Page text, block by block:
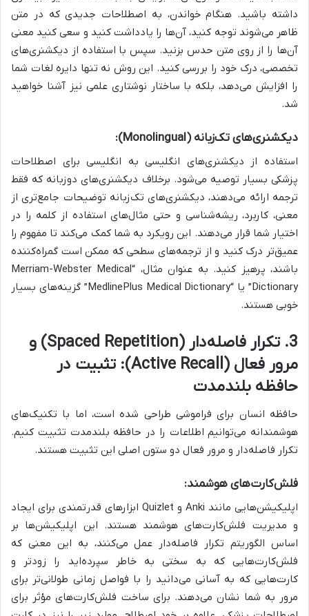
داشته باشید. هنگام خواندن، به اصطلاحات جدیدی که در متن
ظاهر می‌شوند توجه کنید، آن‌ها را یادداشت کنید و سعی کنید معنی
آن‌ها را از روی متن حدس بزنید. سپس با استفاده از دیکشنری‌های
تخصصی، درک خود را بررسی کنید. این روش نه تنها دایره لغات شما
را افزایش می‌دهد، بلکه با ساختار نوشتاری علمی نیز آشنا خواهید
شد.
دیکشنری‌های تک‌زبانه (Monolingual):
استفاده از دیکشنری‌های انگلیسی به انگلیسی برای اصطلاحات
پزشکی بسیار توصیه می‌شود. برخلاف دیکشنری‌های دوزبانه که فقط
ترجمه ارائه می‌دهند، دیکشنری‌های تک‌زبانه توضیحات جامع‌تری از
معنی، کاربرد، ریشه‌شناسی و حتی مثال‌های استفاده از کلمه را در
اختیار شما قرار می‌دهند. این رویکرد به شما کمک می‌کند تا مفهوم را
عمیق‌تر درک کنید و از ترجمه‌های سطحی که ممکن است گمراه‌کننده
باشند، پرهیز کنید. به عنوان مثال، “Merriam-Webster Medical
Dictionary” یا “MedlinePlus Medical Dictionary” گزینه‌های بسیار
خوبی هستند.
3. تکرار فاصله‌دار (Spaced Repetition) و
مرور فعال (Active Recall): تثبیت در
حافظه بلندمدت
حافظه انسان برای فراموشی طراحی شده است، اما با تکنیک‌های
هوشمندانه می‌توانیم اطلاعات را در حافظه بلندمدت تثبیت کنیم.
تکرار فاصله‌دار و مرور فعال دو ستون اصلی این تثبیت هستند.
فلش‌کارت‌های هوشمند:
اپلیکیشن‌هایی مانند Anki و Quizlet ابزارهای قدرتمندی برای ایجاد
و مدیریت فلش‌کارت‌های هوشمند هستند. این اپلیکیشن‌ها بر
اساس الگوریتم تکرار فاصله‌دار عمل می‌کنند، به این معنی که
فلش‌کارت‌هایی که به سختی به خاطر سپرده‌اید را زودتر و
کارت‌هایی که به آسانی می‌دانید را با فواصل زمانی طولانی‌تر برای
مرور به شما نشان می‌دهند. برای ساخت فلش‌کارت‌های مؤثر برای